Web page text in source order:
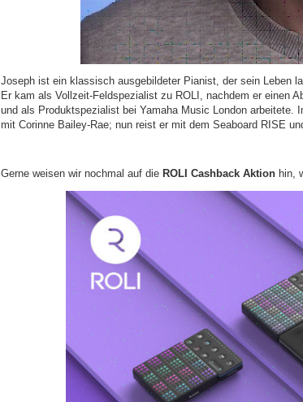
Joseph ist ein klassisch ausgebildeter Pianist, der sein Leben
Er kam als Vollzeit-Feldspezialist zu ROLI, nachdem er einen
und als Produktspezialist bei Yamaha Music London arbeitete.
mit Corinne Bailey-Rae; nun reist er mit dem Seaboard RISE
Gerne weisen wir nochmal auf die ROLI Cashback Aktion hin,